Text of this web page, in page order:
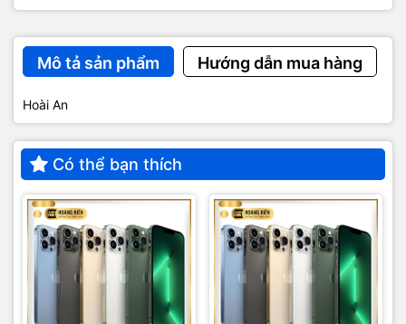
Mô tả sản phẩm Hướng dẫn mua hàng
Hoài An
Có thể bạn thích